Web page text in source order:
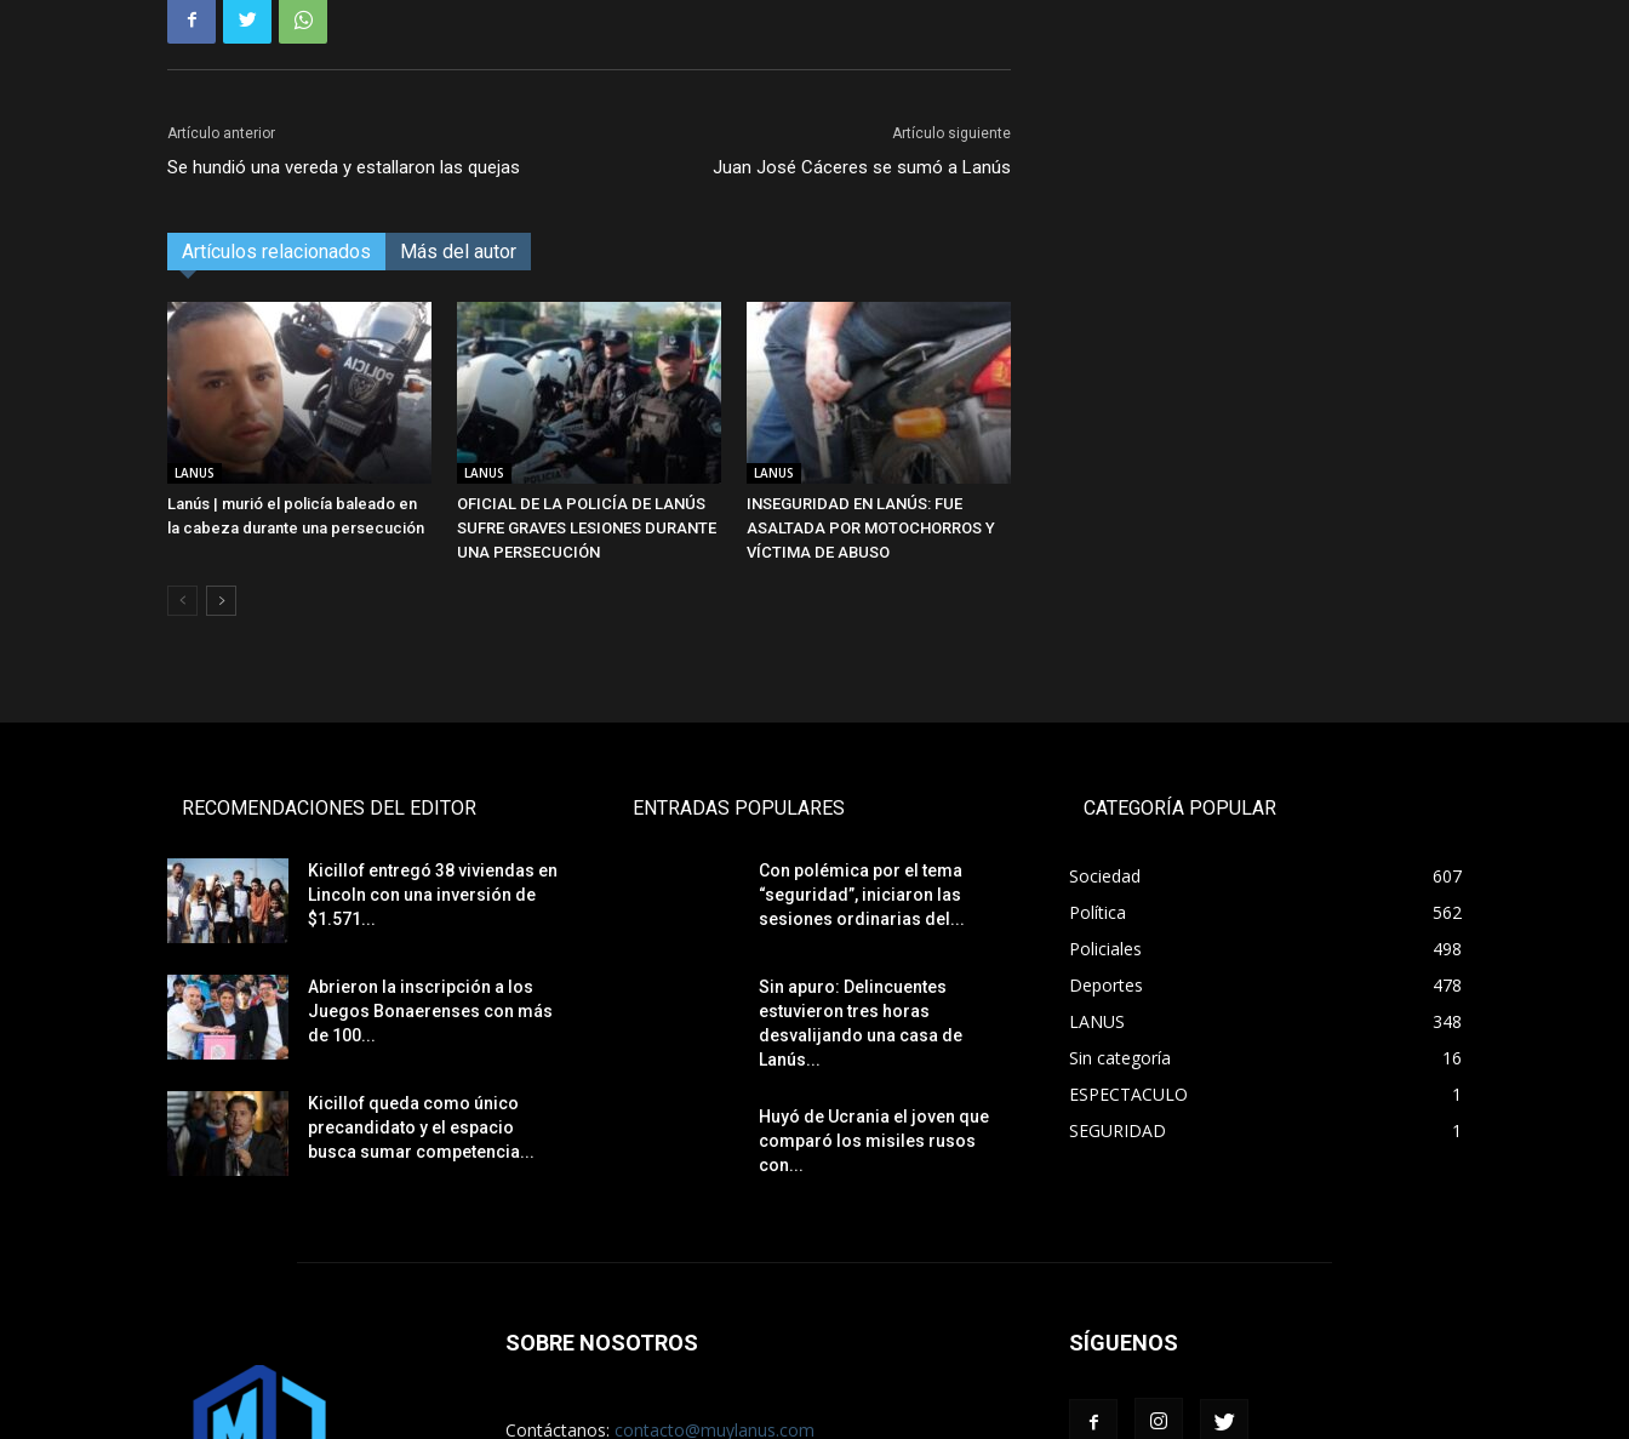
Artículo anterior
Se hundió una vereda y estallaron las quejas
Artículo siguiente
Juan José Cáceres se sumó a Lanús
Artículos relacionados Más del autor
LANUS
Lanús | murió el policía baleado en
la cabeza durante una persecución
LANUS
OFICIAL DE LA POLICÍA DE LANÚS
SUFRE GRAVES LESIONES DURANTE
UNA PERSECUCIÓN
LANUS
INSEGURIDAD EN LANÚS: FUE
ASALTADA POR MOTOCHORROS Y
VÍCTIMA DE ABUSO
RECOMENDACIONES DEL EDITOR
Kicillof entregó 38 viviendas en
Lincoln con una inversión de
$1.571...
Abrieron la inscripción a los
Juegos Bonaerenses con más
de 100...
Kicillof queda como único
precandidato y el espacio
busca sumar competencia...
ENTRADAS POPULARES
Con polémica por el tema
“seguridad”, iniciaron las
sesiones ordinarias del...
Sin apuro: Delincuentes
estuvieron tres horas
desvalijando una casa de
Lanús...
Huyó de Ucrania el joven que
comparó los misiles rusos
con...
CATEGORÍA POPULAR
Sociedad
607
Política
562
Policiales
498
Deportes
478
LANUS
348
Sin categoría
16
ESPECTACULO
1
SEGURIDAD
1
SOBRE NOSOTROS
Contáctanos: contacto@muylanus.com
SÍGUENOS